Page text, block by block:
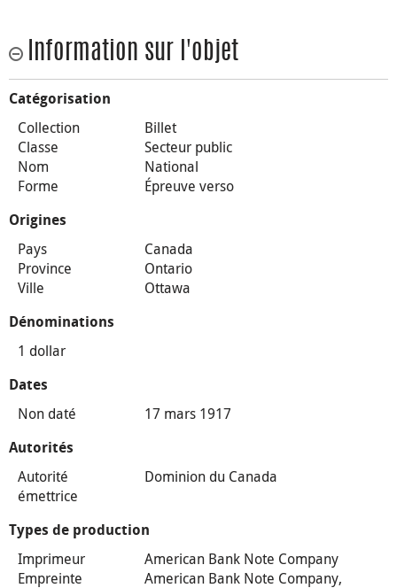
Information sur l'objet
Catégorisation
Collection
Billet
Classe
Secteur public
Nom
National
Forme
Épreuve verso
Origines
Pays
Canada
Province
Ontario
Ville
Ottawa
Dénominations
1 dollar
Dates
Non daté 17 mars 1917
Autorités
Autorité
émettrice
Dominion du Canada
Types de production
Imprimeur
American Bank Note Company
Empreinte
American Bank Note Company,